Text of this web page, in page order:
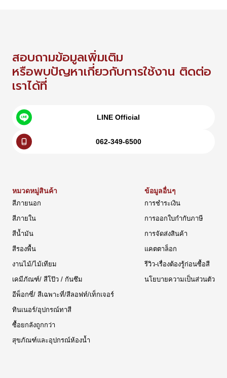
สอบถามข้อมูลเพิ่มเติม
หรือพบปัญหาเกี่ยวกับการใช้งาน ติดต่อ
เราได้ที่
LINE Official
062-349-6500
หมวดหมู่สินค้า
สีภายนอก
สีภายใน
สีน้ำมัน
สีรองพื้น
งานไม้/ไม้เทียม
เคมีภัณฑ์/ สีโป๊ว / กันซึม
อีพ็อกซี่/ สีเฉพาะที่/สีลอฟท์/เท็กเจอร์
ทินเนอร์/อุปกรณ์ทาสี
ซื้อยกลังถูกกว่า
สุขภัณฑ์และอุปกรณ์ห้องน้ำ
ข้อมูลอื่นๆ
การชำระเงิน
การออกใบกำกับภาษี
การจัดส่งสินค้า
แคตตาล็อก
รีวิว-เรื่องต้องรู้ก่อนซื้อสี
นโยบายความเป็นส่วนตัว